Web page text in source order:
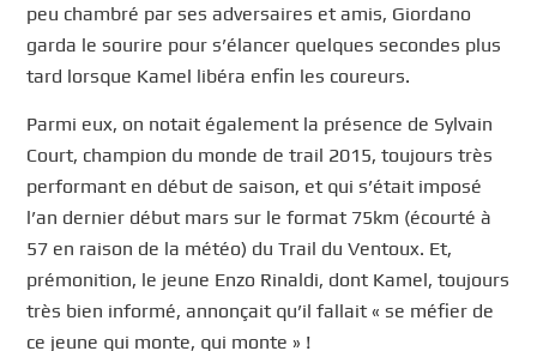
peu chambré par ses adversaires et amis, Giordano
garda le sourire pour s’élancer quelques secondes plus
tard lorsque Kamel libéra enfin les coureurs.
Parmi eux, on notait également la présence de Sylvain
Court, champion du monde de trail 2015, toujours très
performant en début de saison, et qui s’était imposé
l’an dernier début mars sur le format 75km (écourté à
57 en raison de la météo) du Trail du Ventoux. Et,
prémonition, le jeune Enzo Rinaldi, dont Kamel, toujours
très bien informé, annonçait qu’il fallait « se méfier de
ce jeune qui monte, qui monte » !